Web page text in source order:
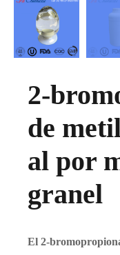
2-
de
al por
granel
El 2-